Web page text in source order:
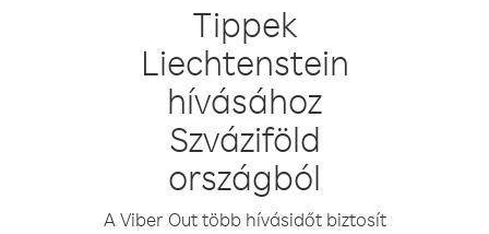
Tippek
Liechtenstein
hívásához
Szváziföld
országból
A Viber Out több hívásidőt biztosít